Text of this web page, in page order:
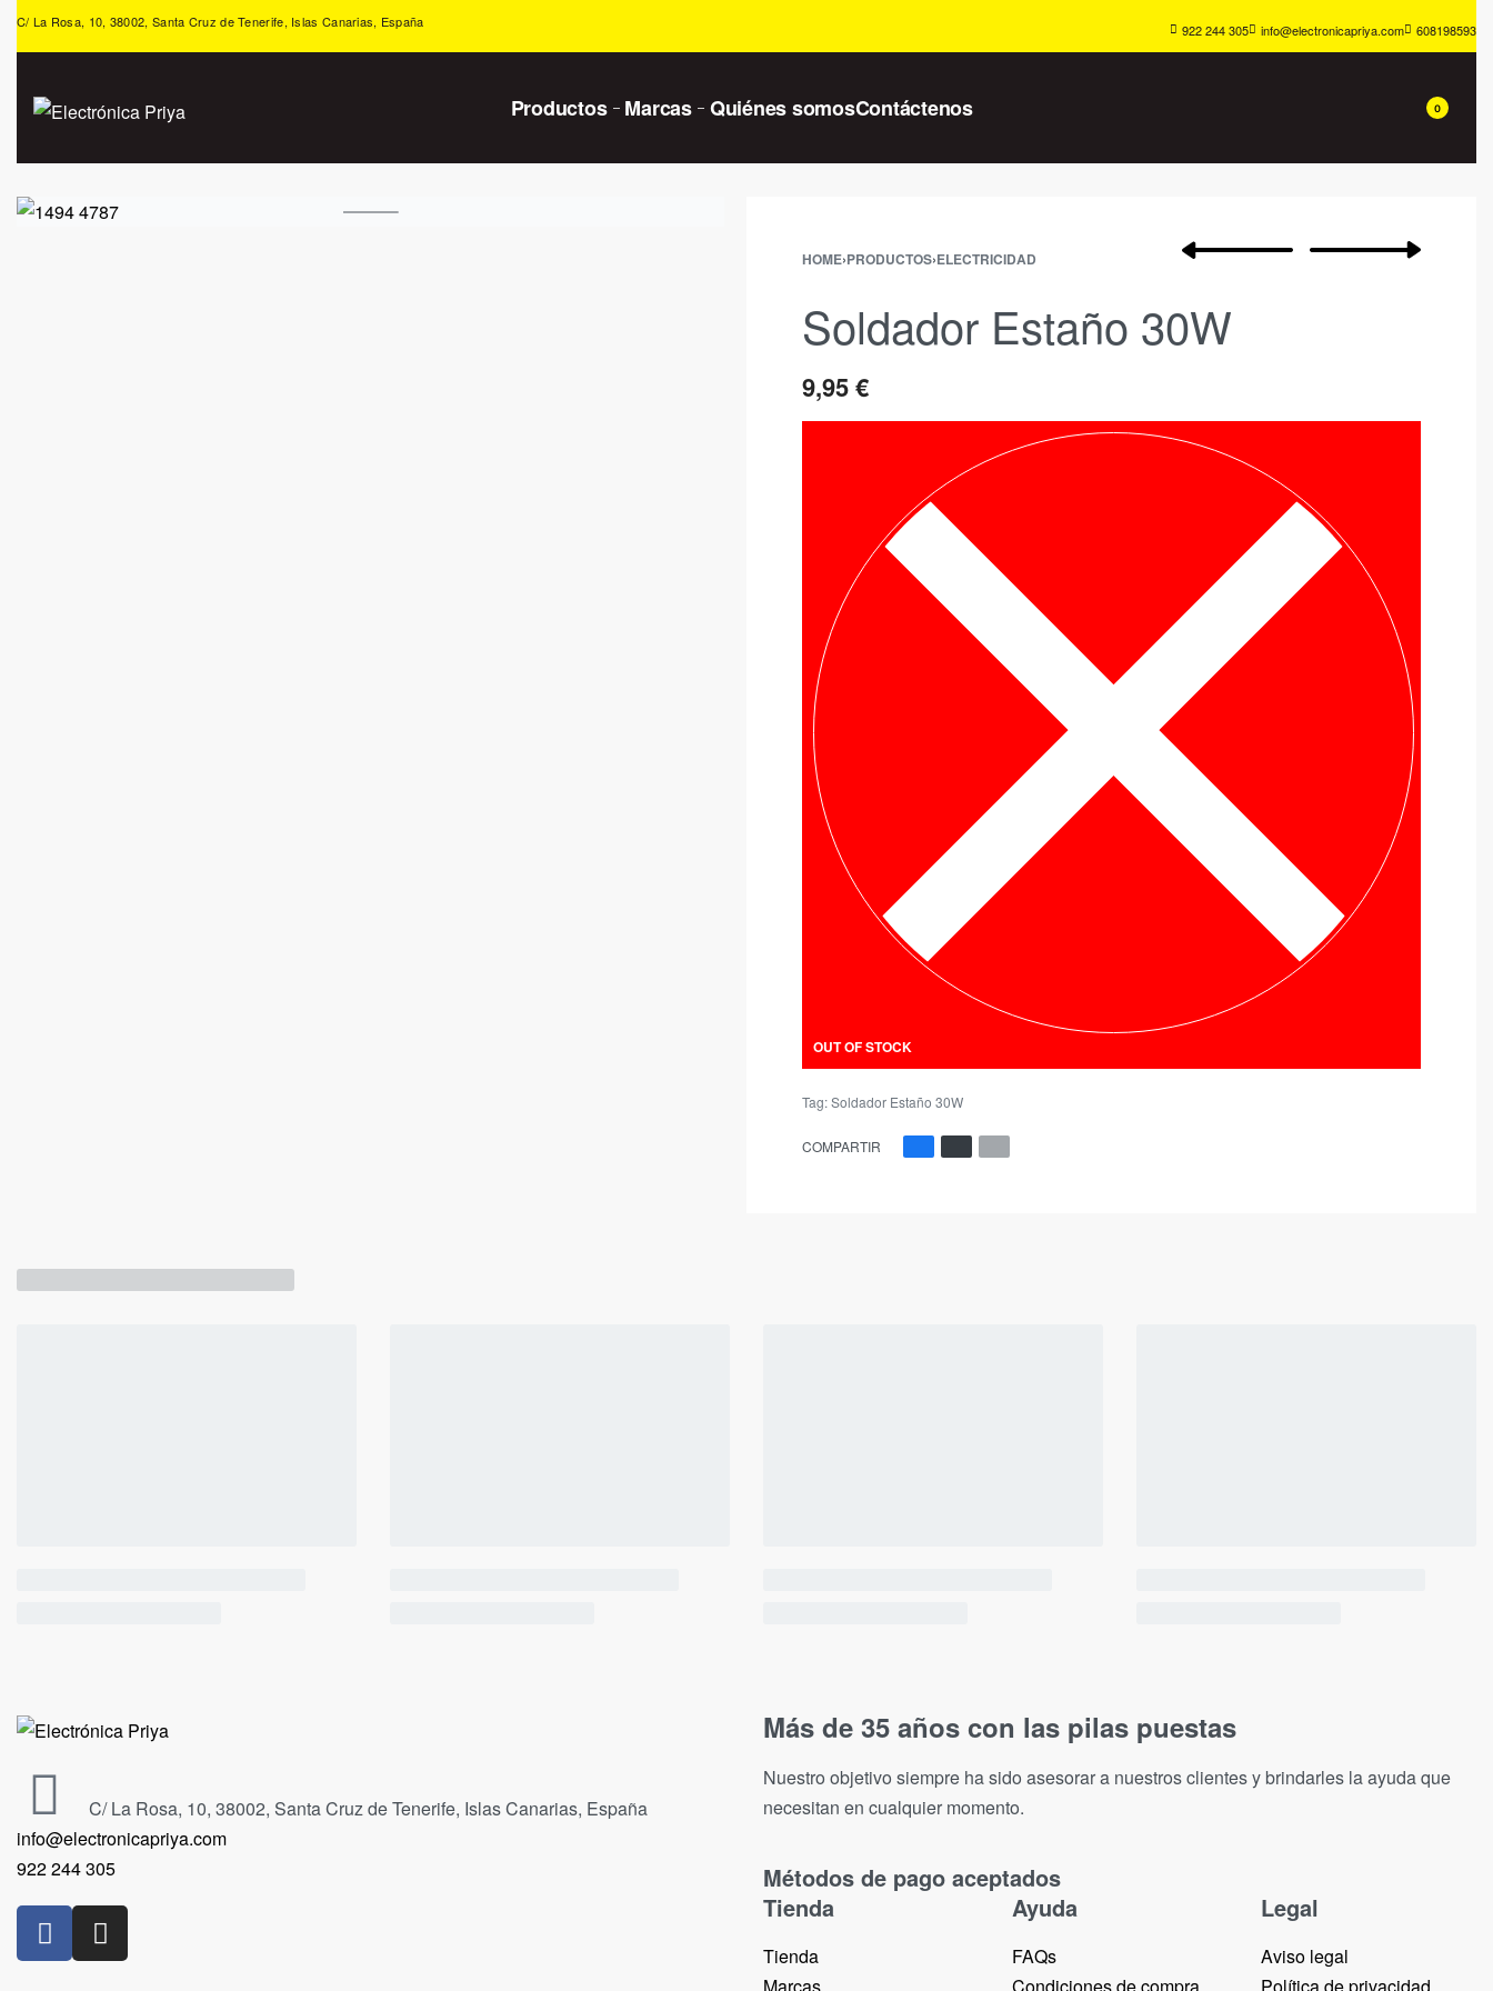
C/ La Rosa, 10, 38002, Santa Cruz de Tenerife, Islas Canarias, España 922 244 305 info@electronicapriya.com 608198593
Productos Marcas Quiénes somosContáctenos 0
HOME›PRODUCTOS›ELECTRICIDAD
Soldador Estaño 30W
9,95€
OUT OF STOCK
Tag:Soldador Estaño 30W
COMPARTIR
C/ La Rosa, 10, 38002, Santa Cruz de Tenerife, Islas Canarias, España
info@electronicapriya.com
922 244 305
Más de 35 años con las pilas puestas
Nuestro objetivo siempre ha sido asesorar a nuestros clientes y brindarles la ayuda que
necesitan en cualquier momento.
Métodos de pago aceptados
Tienda
Tienda
Marcas
Ayuda
FAQs
Condiciones de compra
Legal
Aviso legal
Política de privacidad